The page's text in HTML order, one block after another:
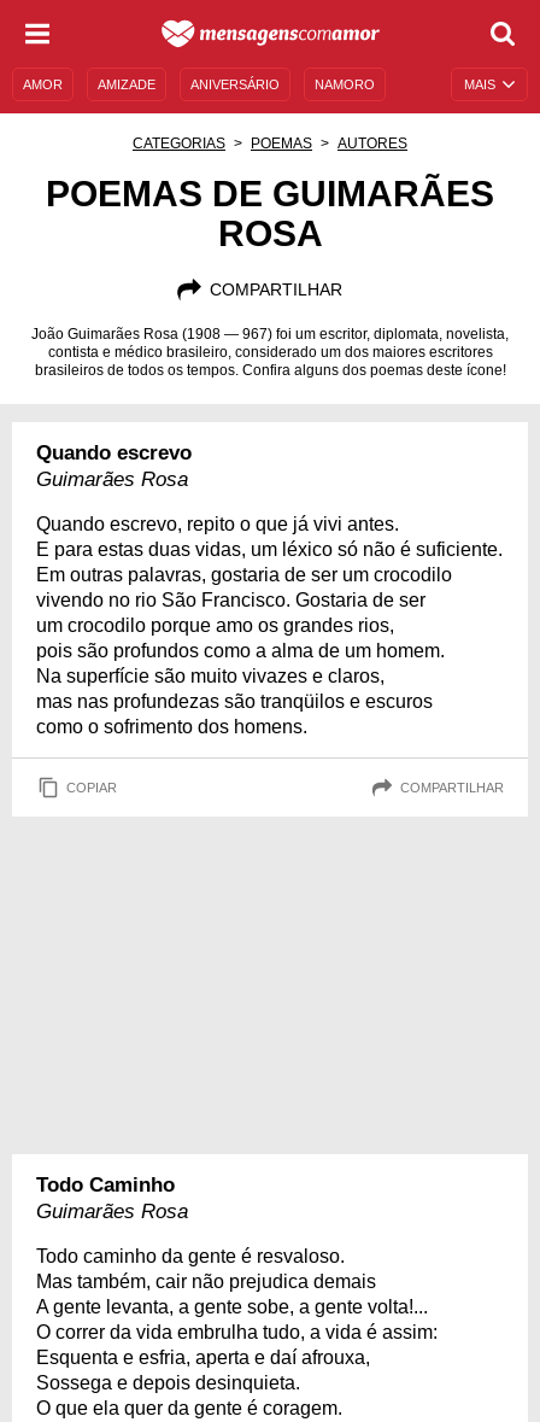
MAIS
AMOR AMIZADE ANIVERSÁRIO NAMORO
MENSAGENS DE ANIVERSÁRIO
CATEGORIAS POEMAS AUTORES
POEMAS DE GUIMARÃES
ROSA
COMPARTILHAR
João Guimarães Rosa (1908 — 967) foi um escritor, diplomata, novelista,
contista e médico brasileiro, considerado um dos maiores escritores
brasileiros de todos os tempos. Confira alguns dos poemas deste ícone!
Quando escrevo
Guimarães Rosa
Quando escrevo, repito o que já vivi antes.
E para estas duas vidas, um léxico só não é suficiente.
Em outras palavras, gostaria de ser um crocodilo
vivendo no rio São Francisco. Gostaria de ser
um crocodilo porque amo os grandes rios,
pois são profundos como a alma de um homem.
Na superfície são muito vivazes e claros,
mas nas profundezas são tranqüilos e escuros
como o sofrimento dos homens.
COPIAR COMPARTILHAR
Todo Caminho
Guimarães Rosa
Todo caminho da gente é resvaloso.
Mas também, cair não prejudica demais
A gente levanta, a gente sobe, a gente volta!...
O correr da vida embrulha tudo, a vida é assim:
Esquenta e esfria, aperta e daí afrouxa,
Sossega e depois desinquieta.
O que ela quer da gente é coragem.